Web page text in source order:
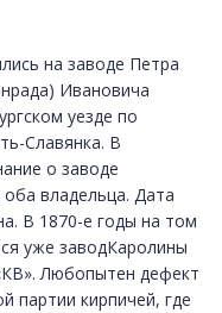
на заводе Петра
Ивановича
уезде по
Славянка. В
о заводе
владельца. Дата
В 1870-е годы на том
уже заводКаролины
Любопытен дефект
партии кирпичей, где